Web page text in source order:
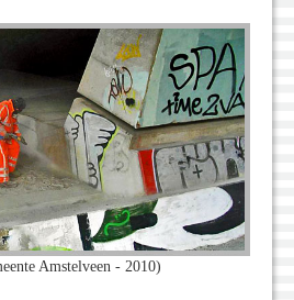
Amstelveen - 2010)